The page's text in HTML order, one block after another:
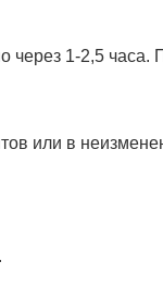
через 1-2,5
или в